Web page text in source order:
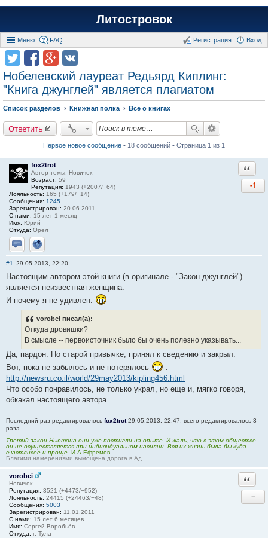
Литостровок
Меню FAQ Вход
Регистрация
Нобелевский лауреат Редьярд Киплинг:
"Книга джунглей" является плагиатом
Список разделов Книжная полка Всё о книгах
Ответить
Первое новое сообщение • 18 сообщений • Страница 1 из 1
fox2trot
Автор темы, Новичок
Возраст: 59
Репутация: 1943 (+2007/−64)
Лояльность: 165 (+179/−14)
Сообщения: 1245
Зарегистрирован: 20.06.2011
С нами: 15 лет 1 месяц
Имя: Юрий
Откуда: Орел
Отправить личное сообщение
Сайт
-1
#1 29.05.2013, 22:20
Настоящим автором этой книги (в оригинале - "Закон джунглей")
является неизвестная женщина.
И почему я не удивлен.
vorobei писал(а):
Откуда дровишки?
В смысле -- первоисточник было бы очень полезно указывать...
Да, пардон. По старой привычке, принял к сведению и закрыл.
Вот, пока не забылось и не потерялось
:
http://newsru.co.il/world/29may2013/kipling456.html
Что особо понравилось, не только украл, но еще и, мягко говоря,
обкакал настоящего автора.
Последний раз редактировалось fox2trot29.05.2013, 22:47, всего редактировалось 3
раза.
Третий закон Ньютона они уже постигли на опыте. И жаль, что в этом обществе
он не осуществляется при индивидуальном насилии. Вся их жизнь была бы куда
счастливее и проще. И.А.Ефремов.
Благими намерениями вымощена дорога в Ад.
vorobei
Новичок
Репутация: 3521 (+4473/−952)
Лояльность: 24415 (+24463/−48)
Сообщения: 5003
Зарегистрирован: 11.01.2011
С нами: 15 лет 6 месяцев
Имя: Сергей Воробьёв
Откуда: г. Тула
−